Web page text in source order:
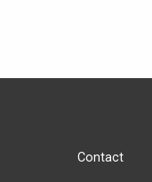
Contact